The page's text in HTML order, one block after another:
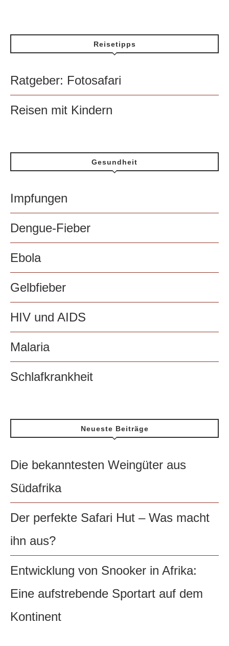
Reisetipps
Ratgeber: Fotosafari
Reisen mit Kindern
Gesundheit
Impfungen
Dengue-Fieber
Ebola
Gelbfieber
HIV und AIDS
Malaria
Schlafkrankheit
Neueste Beiträge
Die bekanntesten Weingüter aus
Südafrika
Der perfekte Safari Hut – Was macht
ihn aus?
Entwicklung von Snooker in Afrika:
Eine aufstrebende Sportart auf dem
Kontinent